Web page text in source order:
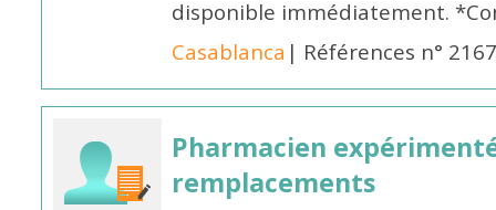
disponible immédiatement.
Casablanca | Références n°
Pharmacien
remplacements